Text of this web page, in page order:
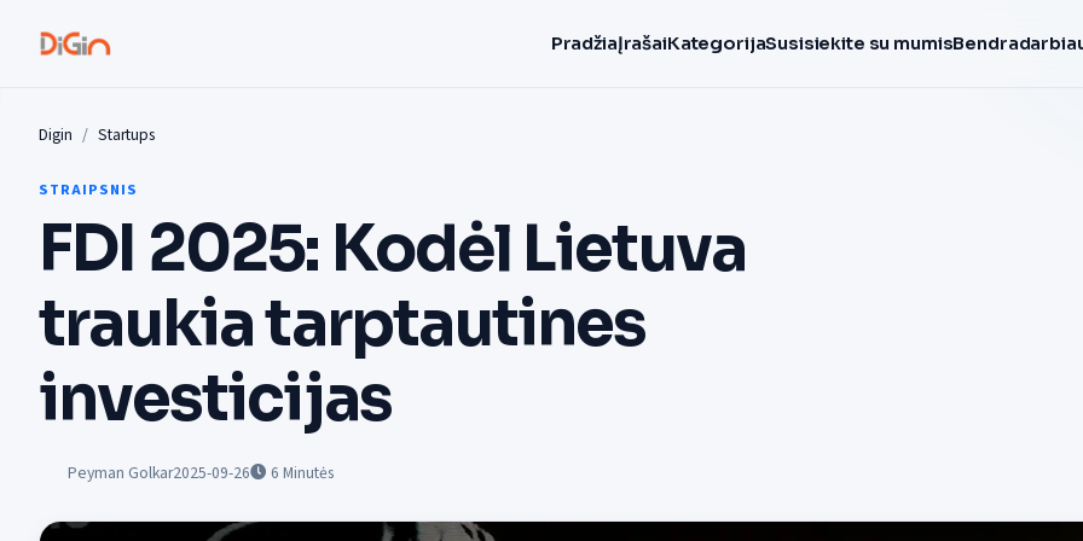
PradžiaĮrašaiKategorijaSusisiekite su mumis
Digin Startups
STRAIPSNIS
FDI 2025: Kodėl Lietuva
traukia tarptautines
investicijas
Peyman Golkar2025-09-26 6 Minutės